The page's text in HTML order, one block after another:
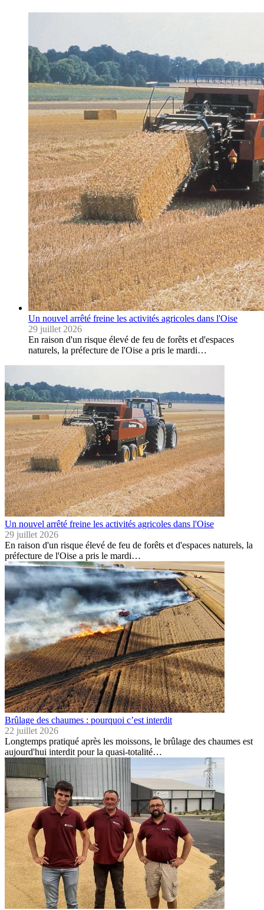
Un nouvel arrêté freine les activités agricoles dans l'Oise
29 juillet 2026
En raison d'un risque élevé de feu de forêts et d'espaces
naturels, la préfecture de l'Oise a pris le mardi…
Un nouvel arrêté freine les activités agricoles dans l'Oise
29 juillet 2026
En raison d'un risque élevé de feu de forêts et d'espaces naturels, la
préfecture de l'Oise a pris le mardi…
Brûlage des chaumes : pourquoi c’est interdit
22 juillet 2026
Longtemps pratiqué après les moissons, le brûlage des chaumes est
aujourd'hui interdit pour la quasi-totalité…